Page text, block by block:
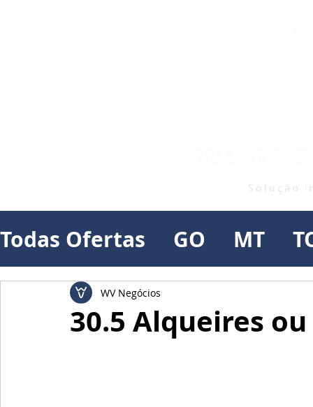
Todas Ofertas GO MT
30.5 Alqueires
WV Negócios